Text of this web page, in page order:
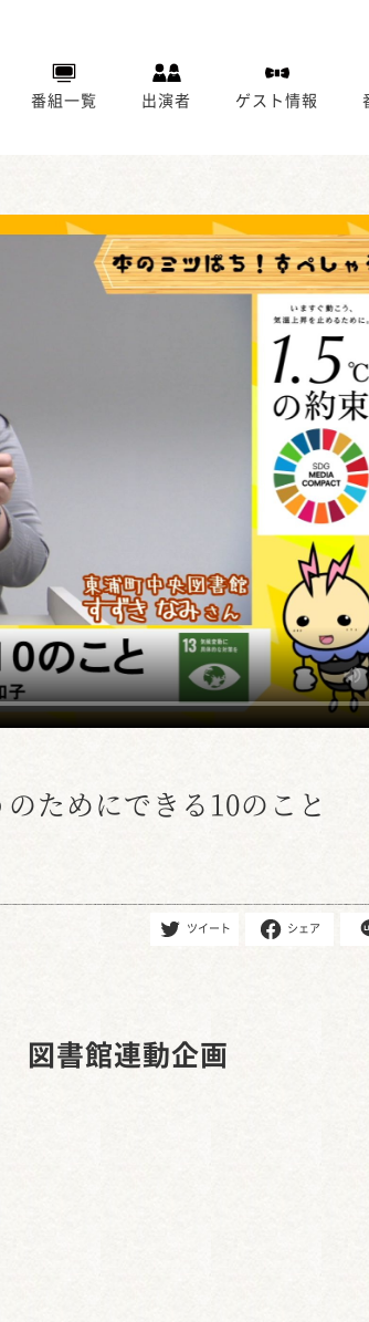
番組一覧 出演者 ゲスト情報
ためにできる10のこと
ツイート シェア
書館連動企画